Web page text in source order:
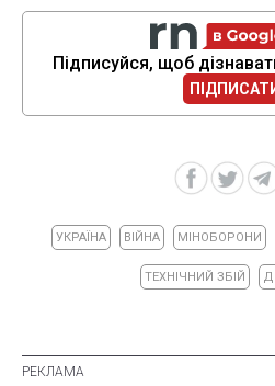
Підписуйся, щоб
УКРАЇНА ВІЙНА МІНОБОРОНИ
ТЕХНІЧНИЙ ЗБІЙ